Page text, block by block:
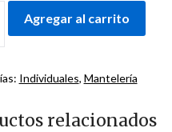
Agregar al carrito
Individuales, Mantelería
relacionados